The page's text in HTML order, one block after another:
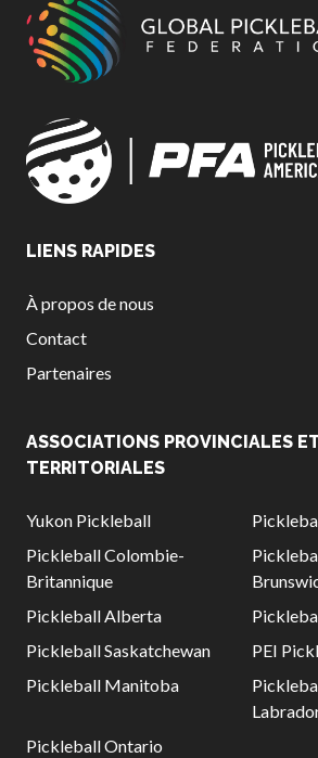
LIENS RAPIDES
À propos de nous
Contact
Partenaires
ASSOCIATIONS PROVINCIALES
TERRITORIALES
Yukon Pickleball
Pickleball Colombie-
Britannique
Pickleball Alberta
Pickleball Saskatchewan
PEI
Pickleball Manitoba
Pickleball Ontario